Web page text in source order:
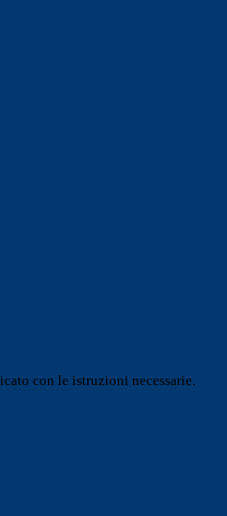
con le istruzioni necessarie.